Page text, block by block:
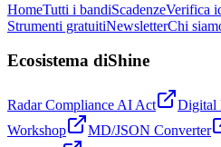
HomeTutti i bandiScadenzeVerifica
Strumenti gratuitiNewsletterChi
Ecosistema diShine
Radar Compliance AI Act Digital
Workshop
MD/JSON Converter